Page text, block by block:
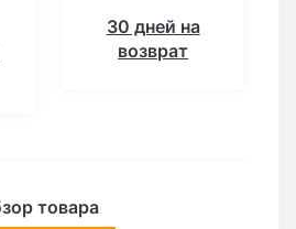
30 дней на
возврат
товара